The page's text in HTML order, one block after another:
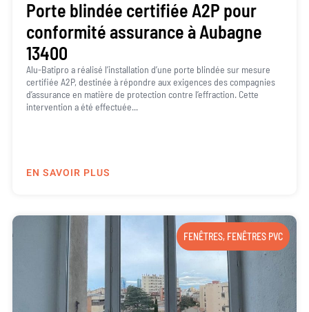
Porte blindée certifiée A2P pour
conformité assurance à Aubagne
13400
Alu-Batipro a réalisé l’installation d’une porte blindée sur mesure
certifiée A2P, destinée à répondre aux exigences des compagnies
d’assurance en matière de protection contre l’effraction. Cette
intervention a été effectuée...
EN SAVOIR PLUS
FENÊTRES, FENÊTRES PVC